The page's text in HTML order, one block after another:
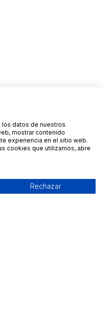
los datos de nuestros
mostrar contenido
experiencia en el sitio web.
cookies que utilizamos, abre
Rechazar